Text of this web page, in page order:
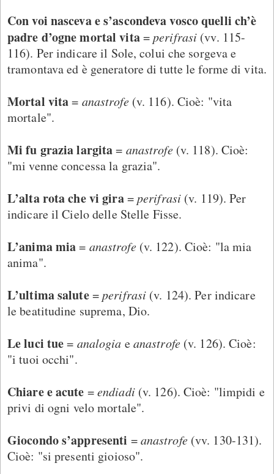
Con voi nasceva e s’ascondeva vosco quelli ch’è
padre d’ogne mortal vita=perifrasi (vv. 115-
116). Per indicare il Sole, colui che sorgeva e
tramontava ed è generatore di tutte le forme di vita.
Mortal vita= anastrofe (v. 116). Cioè: "vita
mortale".
Mi fu grazia largita= anastrofe (v. 118). Cioè:
"mi venne concessa la grazia".
L’alta rota che vi gira=perifrasi (v. 119). Per
indicare il Cielo delle Stelle Fisse.
L’anima mia= anastrofe (v. 122). Cioè: "la mia
anima".
L’ultima salute=perifrasi (v. 124). Per indicare
le beatitudine suprema, Dio.
Le luci tue= analogia eanastrofe (v. 126). Cioè:
"i tuoi occhi".
Chiare e acute =endiadi (v. 126). Cioè: "limpidi e
privi di ogni velo mortale".
Giocondo s’appresenti =anastrofe (vv. 130-131).
Cioè: "si presenti gioioso".